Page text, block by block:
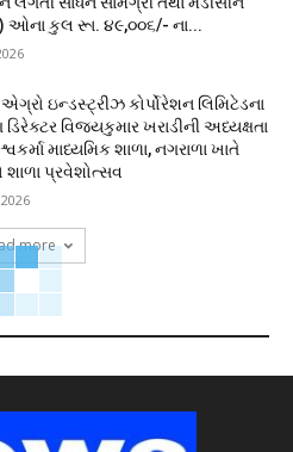
ઓના કુલ રૂા. ૪૯,૦૦૬/- ના...
ઇન્ડસ્ટ્રીઝ કોર્પોરેશન લિમિટેડના
વિજયકુમાર ખરાડીની અધ્યક્ષતા
માધ્યમિક શાળા, નગરાળા ખાતે
શાળા પ્રવેશોત્સવ
more